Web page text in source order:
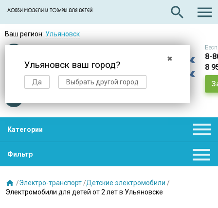
search 
Ваш регион: Ульяновск
✖
Ульяновск ваш город?
Да Выбрать другой город
Доставкав день заказа
8-
8
Категории 
Фильтр 
 /Электро-транспорт /Детские электромобили /
Электромобили для детей от 2 лет в Ульяновске